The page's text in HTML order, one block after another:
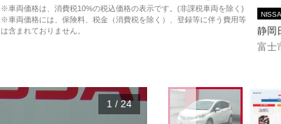
※車両価格は、消費税10%の税込価格の表示です。(非課税車両を除く)
※車両価格には、保険料、税金（消費税を除く）、登録等に伴う費用等
は含まれておりません。
静岡
富士
1 / 24